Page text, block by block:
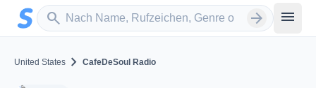
Zum Hauptinhalt springen
search
Sender suchen arrow_forward menu
United States chevron_right CafeDeSoul Radio